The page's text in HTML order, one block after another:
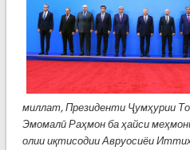
миллат, Президенти Ҷумҳурии
Эмомалӣ Раҳмон ба ҳайси
олии иқтисодии Авруосиёи